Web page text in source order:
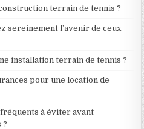
terrain de tennis ?
sereinement l’avenir de ceux
installation terrain de tennis ?
pour une location de
à éviter avant
?